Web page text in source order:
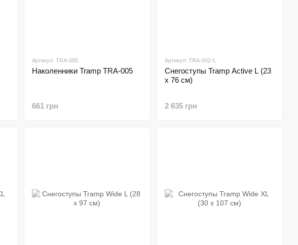
Артикул: TRA-005
Наколенники Tramp TRA-005
661 грн
Артикул: TRA-002-L
Cнегоступы Tramp Active L (23
х 76 см)
2 635 грн